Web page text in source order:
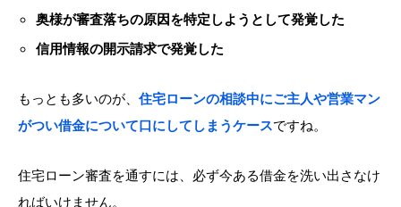
奥様が審査落ちの原因を特定しようとして発覚した
信用情報の開示請求で発覚した
もっとも多いのが、 住宅ローンの相談中にご主人や営業マン
がつい借金について口にしてしまうケースですね。
住宅ローン審査を通すには、必ず今ある借金を洗い出さなけ
ればいけません。